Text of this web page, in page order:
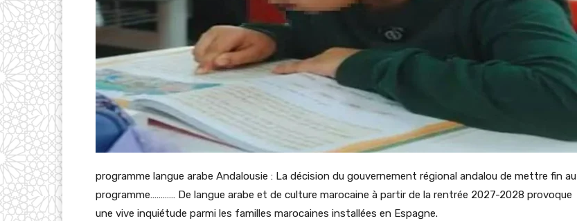
programme langue arabe Andalousie : La décision du gouvernement régional andalou de mettre fin au
programme………… De langue arabe et de culture marocaine à partir de la rentrée 2027-2028 provoque
une vive inquiétude parmi les familles marocaines installées en Espagne.